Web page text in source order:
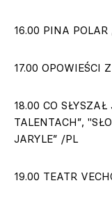
16.00 PINA
17.00 OPOWIEŚCI
18.00 CO
TALENTACH”,
JARYLE” /PL
19.00 TEATR